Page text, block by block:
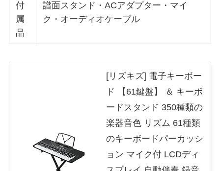
付
属
品
譜面スタンド・ACアダプター・マイ
ク・オーディオケーブル
[リズキズ] 電子キーボー
ド 【61鍵盤】 ＆ キーボ
ードスタンド 350種類の
楽器音色 リズム 61種類
のキーボードパーカッシ
ョン マイク付 LCDディ